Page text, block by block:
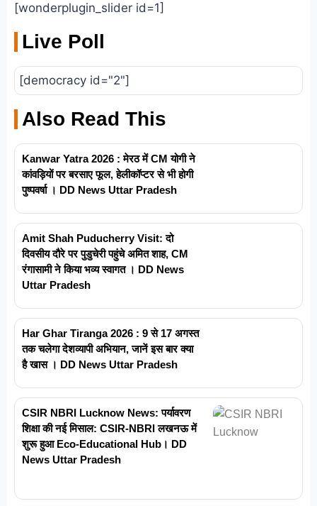
[wonderplugin_slider id=1]
Live Poll
[democracy id="2"]
Also Read This
Kanwar Yatra 2026 : मेरठ में CM योगी ने
कांवड़ियों पर बरसाए फूल, हेलीकॉप्टर से भी होगी
पुष्पवर्षा । DD News Uttar Pradesh
Amit Shah Puducherry Visit: दो
दिवसीय दौरे पर पुडुचेरी पहुंचे अमित शाह, CM
रंगासामी ने किया भव्य स्वागत । DD News
Uttar Pradesh
Har Ghar Tiranga 2026 : 9 से 17 अगस्त
तक चलेगा देशव्यापी अभियान, जानें इस बार क्या
है खास । DD News Uttar Pradesh
CSIR NBRI Lucknow News: पर्यावरण
शिक्षा की नई मिसाल: CSIR-NBRI लखनऊ में
शुरू हुआ Eco-Educational Hub। DD
News Uttar Pradesh